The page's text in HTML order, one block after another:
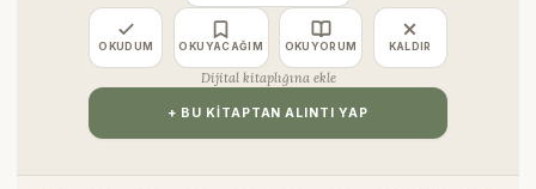
OKUDUM OKUYACAĞIM OKUYORUM KALDIR
Dijital kitaplığına ekle
+ BU KITAPTAN ALINTI YAP